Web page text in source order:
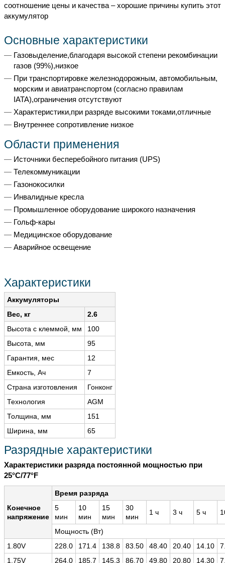
соотношение цены и качества – хорошие причины купить этот
аккумулятор
Основные характеристики
Газовыделение,благодаря высокой степени рекомбинации
газов (99%),низкое
При транспортировке железнодорожным, автомобильным,
морским и авиатранспортом (согласно правилам
IATA),ограничения отсутствуют
Характеристики,при разряде высокими токами,отличные
Внутреннее сопротивление низкое
Области применения
Источники бесперебойного питания (UPS)
Телекоммуникации
Газонокосилки
Инвалидные кресла
Промышленное оборудование широкого назначения
Гольф-кары
Медицинское оборудование
Аварийное освещение
Характеристики
Аккумуляторы
Вес, кг
2.6
Высота с клеммой, мм
100
Высота, мм
95
Гарантия, мес
12
Емкость, Ач
7
Страна изготовления
Гонконг
Технология
AGM
Толщина, мм
151
Ширина, мм
65
Разрядные характеристики
Характеристики разряда постоянной мощностью при
25°C/77°F
Конечное
напряжение
Время разряда
5
мин
10
мин
15
мин
30
мин
1 ч 3 ч 5 ч
Мощность (Вт)
1.80V
228.0 171.4 138.8 83.50 48.40 20.40 14.10
1.75V
264.0 185.7 145.3 86.70 49.80 20.80 14.30